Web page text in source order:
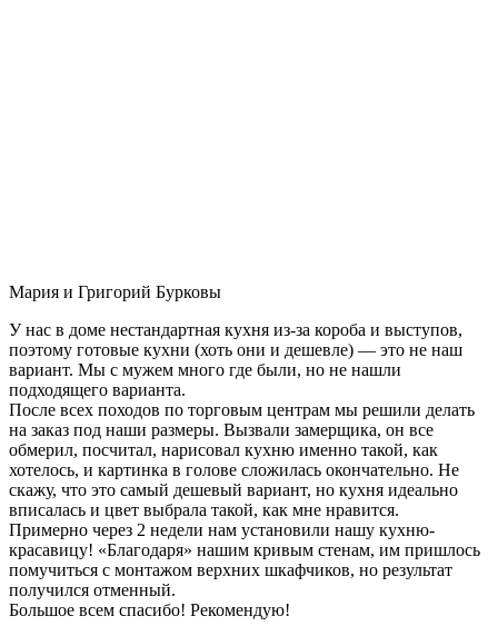
Мария и Григорий Бурковы
У нас в доме нестандартная кухня из-за короба и выступов,
поэтому готовые кухни (хоть они и дешевле) — это не наш
вариант. Мы с мужем много где были, но не нашли
подходящего варианта.
После всех походов по торговым центрам мы решили делать
на заказ под наши размеры. Вызвали замерщика, он все
обмерил, посчитал, нарисовал кухню именно такой, как
хотелось, и картинка в голове сложилась окончательно. Не
скажу, что это самый дешевый вариант, но кухня идеально
вписалась и цвет выбрала такой, как мне нравится.
Примерно через 2 недели нам установили нашу кухню-
красавицу! «Благодаря» нашим кривым стенам, им пришлось
помучиться с монтажом верхних шкафчиков, но результат
получился отменный.
Большое всем спасибо! Рекомендую!